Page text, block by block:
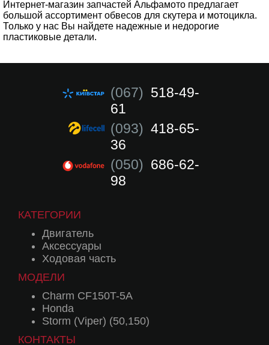
Интернет-магазин запчастей Альфамото предлагает
большой ассортимент обвесов для скутера и мотоцикла.
Только у нас Вы найдете надежные и недорогие
пластиковые детали.
(067) 518-49-
61
(093) 418-65-
36
(050) 686-62-
98
КАТЕГОРИИ
Двигатель
Аксессуары
Ходовая часть
МОДЕЛИ
Charm CF150T-5A
Honda
Storm (Viper) (50,150)
КОНТАКТЫ